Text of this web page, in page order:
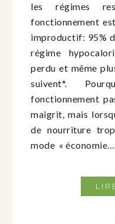
les régimes
fonctionnement
improductif: 95%
régime
perdu et même
suivent*.
fonctionnement
maigrit, mais
de nourriture
mode « économie…